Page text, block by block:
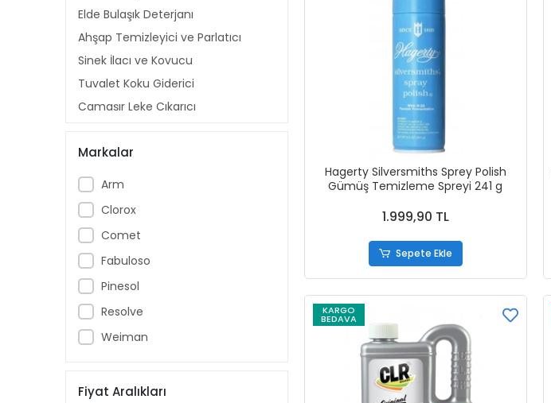
Elde Bulaşık Deterjanı
Ahşap Temizleyici ve Parlatıcı
Sinek İlacı ve Kovucu
Tuvalet Koku Giderici
Çamaşır Leke Çıkarıcı
Yağ Çözücü ve Kireç Sökücü
Tuvalet Temizleyici
Çamaşır Deterjanı
Makine Kireç Önleyici ve
Temizleyici
Çamaşır Suyu
Temizlik Bezi
Lavabo Açıcı
Gümüş Cilası
Markalar
Arm
Clorox
Comet
Fabuloso
Pinesol
Resolve
Weiman
Fiyat Aralıkları
Hagerty Silversmiths Sprey Polish
Gümüş Temizleme Spreyi 241 g
1.999,90 TL
Sepete Ekle
KARGO
BEDAVA